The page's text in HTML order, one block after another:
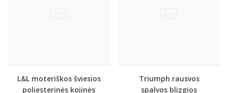
L&L moteriškos šviesios
poliesterinės kojinės
Triumph rausvos
spalvos blizgios